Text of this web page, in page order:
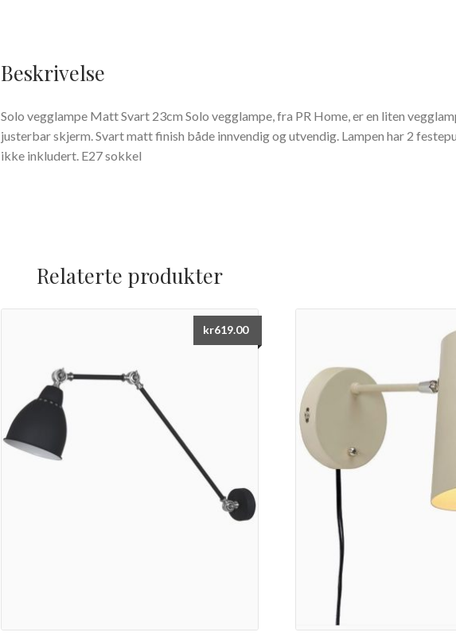
Beskrivelse
Solo vegglampe Matt Svart 23cm Solo vegglampe, fra PR Home, er en liten
justerbar skjerm. Svart matt finish både innvendig og utvendig. Lampen har 2
ikke inkludert. E27 sokkel
Relaterte produkter
kr619.00